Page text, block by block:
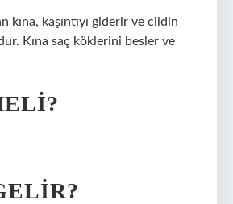
kına, kaşıntıyı giderir ve cildin
Kına saç köklerini besler ve